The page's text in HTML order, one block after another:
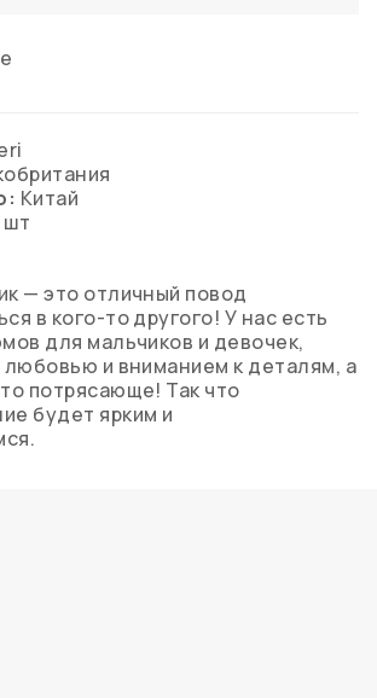
Китай
шт
— это отличный повод
в кого-то другого! У нас есть
для мальчиков и девочек,
и вниманием к деталям, а
потрясающе! Так что
будет ярким и